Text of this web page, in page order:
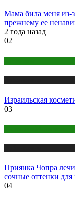
Мама била меня из-
прежнему ее
2 года назад
02
Израильская
03
Приянка Чопра
сочные оттенки
04